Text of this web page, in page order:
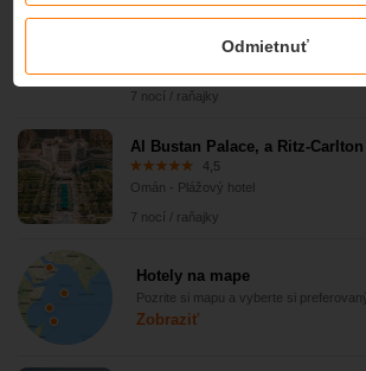
4,6
7 nocí / raňajky
Al Bustan Palace, a Ritz-
4,5
Omán - Plážový hotel
7 nocí / raňajky
Hotely na mape
Pozrite si mapu a vyberte si
Zobraziť
Odmietnuť